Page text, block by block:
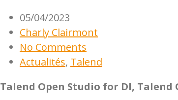
05/04/2023
Charly Clairmont
No Comments
Actualités, Talend
Talend Open Studio for DI, Talend